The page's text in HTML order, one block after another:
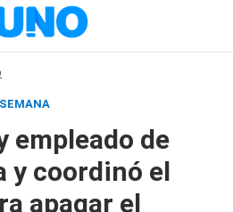
empleado de
y coordinó el
apagar el